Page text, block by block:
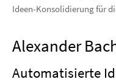
Ideen-Konsolidierung für
Alexander
Automatisierte